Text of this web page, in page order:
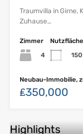
Traumvilla in Girne,
Zuhause…
Zimmer
4
Nutzfläche
150
Neubau-Immobilie,
₤350,000
Highlights